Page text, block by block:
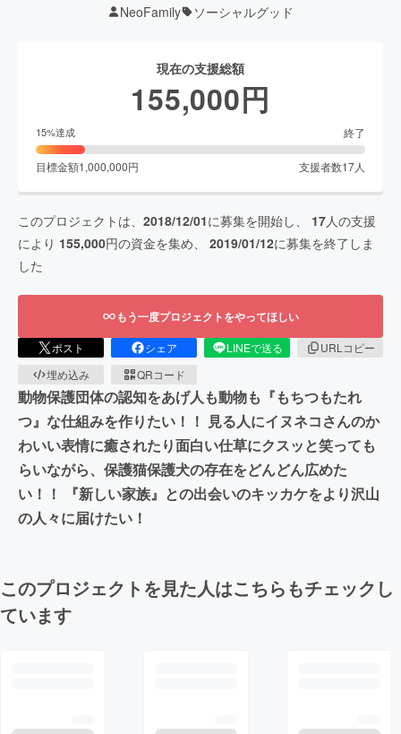
NeoFamily ソーシャルグッド
現在の支援総額
155,000円
15%達成 終了
目標金額1,000,000円 支援者数17人
このプロジェクトは、 2018/12/01に募集を開始し、 17人の支援
により 155,000円の資金を集め、 2019/01/12に募集を終了しま
した
もう一度プロジェクトをやってほしい
ポスト シェア LINEで送る
URLコピー
埋め込み
QRコード
動物保護団体の認知をあげ人も動物も『もちつもたれ
つ』な仕組みを作りたい！！ 見る人にイヌネコさんのか
わいい表情に癒されたり面白い仕草にクスッと笑っても
らいながら、保護猫保護犬の存在をどんどん広めた
い！！ 『新しい家族』との出会いのキッカケをより沢山
の人々に届けたい！
このプロジェクトを見た人はこちらもチェックし
ています